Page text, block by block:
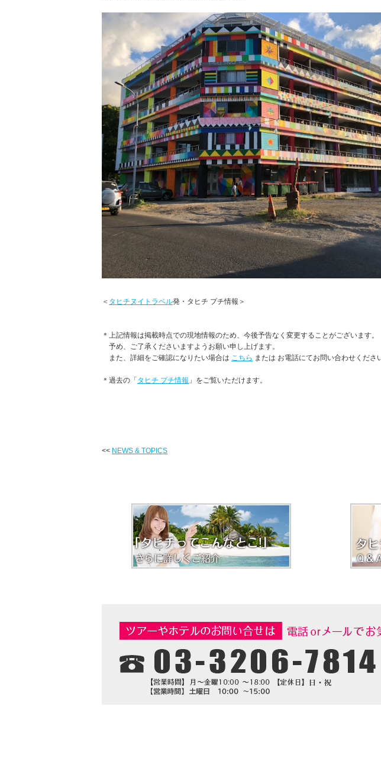
＜ タヒチヌイトラベル発・タヒチ プチ情報＞
＊上記情報は掲載時点での現地情報のため、今後予告なく変更することがございます。
予め、ご了承くださいますようお願い申し上げます。
また、詳細をご確認になりたい場合は こちら または お電話にてお問い合わせくださ
＊過去の「タヒチ プチ情報 」をご覧いただけます。
<< NEWS & TOPICS